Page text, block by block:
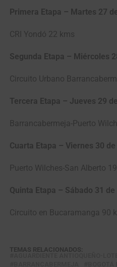
Primera Etapa – Martes 27
CRI Yondó 22 kms
Segunda Etapa – Miércoles
Circuito Urbano
Tercera Etapa – Jueves 29
Barrancabermeja-Puerto
Cuarta Etapa – Viernes 30
Puerto Wilches-San Alberto
Quinta Etapa – Sábado 31
Circuito en Bucaramanga 90
TEMAS RELACIONADOS: